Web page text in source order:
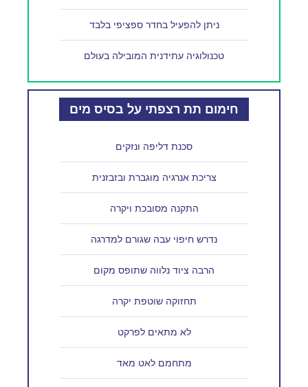
ניתן להפעיל בחדר ספציפי בלבד
טכנולוגיה עתידנית המובילה בעולם
חימום תת רצפתי על בסיס מים
סכנת דליפה ונזקים
צריכת אנרגיה מוגברת ובזבזנית
התקנה מסובכת ויקרה
נדרש חיפוי עבה שגורם למדרגה
הרבה ציוד נלווה שתופס מקום
תחזוקה שוטפת יקרה
לא מתאים לפרקט
מתחמם לאט מאד